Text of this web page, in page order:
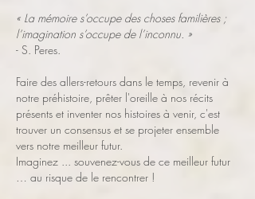
« La mémoire s’occupe des choses familières ;
l’imagination s’occupe de l’inconnu. »
- S. Peres.
Faire des allers-retours dans le temps, revenir à
notre préhistoire, prêter l'oreille à nos récits
présents et inventer nos histoires à venir, c'est
trouver un consensus et se projeter ensemble
vers notre meilleur futur.
Imaginez ... souvenez-vous de ce meilleur futur
… au risque de le rencontrer !